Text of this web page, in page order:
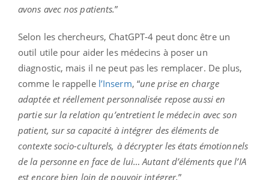
avons avec nos patients.”
Selon les chercheurs, ChatGPT-4 peut donc être un
outil utile pour aider les médecins à poser un
diagnostic, mais il ne peut pas les remplacer. De plus,
comme le rappelle l’Inserm, “une prise en charge
adaptée et réellement personnalisée repose aussi en
partie sur la relation qu’entretient le médecin avec son
patient, sur sa capacité à intégrer des éléments de
contexte socio-culturels, à décrypter les états émotionnels
de la personne en face de lui… Autant d’éléments que l’IA
est encore bien loin de pouvoir intégrer.”